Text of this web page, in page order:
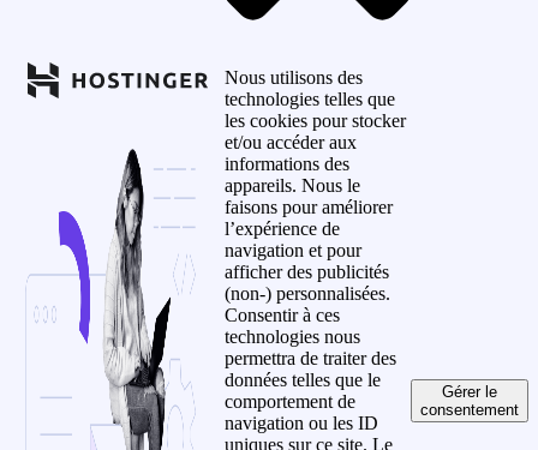
Nous utilisons des
technologies telles que
les cookies pour stocker
et/ou accéder aux
informations des
appareils. Nous le
faisons pour améliorer
l’expérience de
navigation et pour
afficher des publicités
(non-) personnalisées.
Consentir à ces
technologies nous
permettra de traiter des
données telles que le
comportement de
navigation ou les ID
uniques sur ce site. Le
Gérer le
consentement